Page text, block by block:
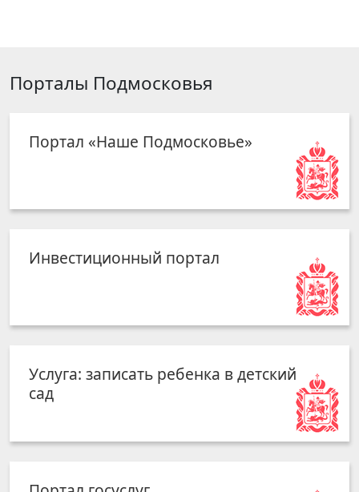
Порталы Подмосковья
Портал «Наше Подмосковье»
Инвестиционный портал
Услуга: записать ребенка в детский
сад